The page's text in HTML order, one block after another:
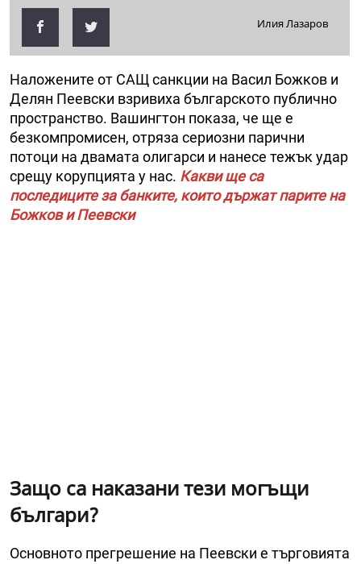
Илия Лазаров
Наложените от САЩ санкции на Васил Божков и
Делян Пеевски взривиха българското публично
пространство. Вашингтон показа, че ще е
безкомпромисен, отряза сериозни парични
потоци на двамата олигарси и нанесе тежък удар
срещу корупцията у нас. Какви ще са
последиците за банките, които държат парите на
Божков и Пеевски
Защо са наказани тези могъщи
българи?
Основното прегрешение на Пеевски е търговията